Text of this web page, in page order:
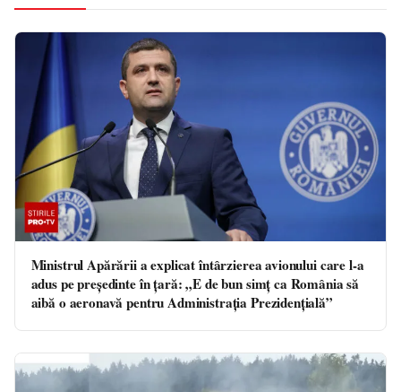
Ministrul Apărării a explicat întârzierea avionului care l-a
adus pe preşedinte în ţară: „E de bun simț ca România să
aibă o aeronavă pentru Administrația Prezidențială”